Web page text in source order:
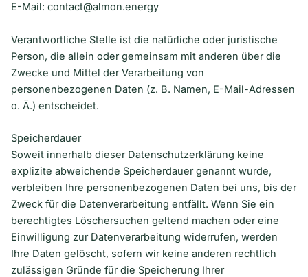
E-Mail: contact@almon.energy
Verantwortliche Stelle ist die natürliche oder juristische
Person, die allein oder gemeinsam mit anderen über die
Zwecke und Mittel der Verarbeitung von
personenbezogenen Daten (z. B. Namen, E-Mail-Adressen
o. Ä.) entscheidet.
Speicherdauer
Soweit innerhalb dieser Datenschutzerklärung keine
explizite abweichende Speicherdauer genannt wurde,
verbleiben Ihre personenbezogenen Daten bei uns, bis der
Zweck für die Datenverarbeitung entfällt. Wenn Sie ein
berechtigtes Löschersuchen geltend machen oder eine
Einwilligung zur Datenverarbeitung widerrufen, werden
Ihre Daten gelöscht, sofern wir keine anderen rechtlich
zulässigen Gründe für die Speicherung Ihrer